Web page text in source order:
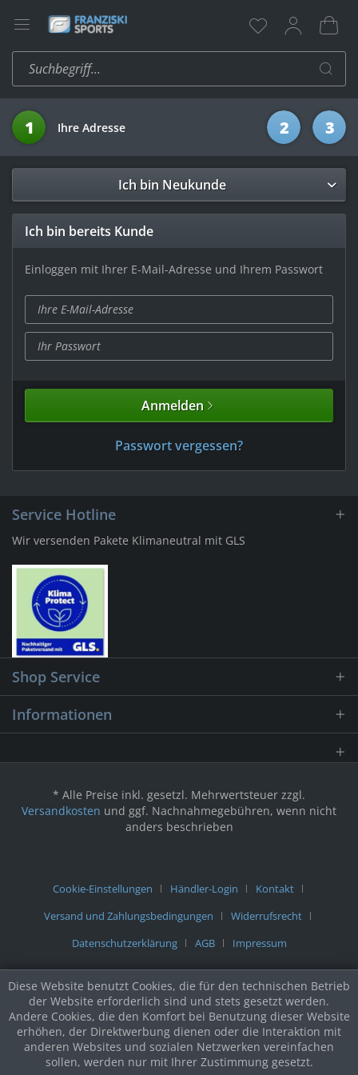
1 Ihre Adresse 2 3
Ich bin Neukunde
Ich bin bereits Kunde
Einloggen mit Ihrer E-Mail-Adresse und Ihrem Passwort
Anmelden
Passwort vergessen?
Service Hotline
Wir versenden Pakete Klimaneutral mit GLS
Shop Service
Informationen
* Alle Preise inkl. gesetzl. Mehrwertsteuer zzgl.
Versandkosten und ggf. Nachnahmegebühren, wenn nicht
anders beschrieben
Cookie-Einstellungen Händler-Login
Kontakt
Versand und Zahlungsbedingungen
Widerrufsrecht
Datenschutzerklärung
AGB Impressum
Diese Website benutzt Cookies, die für den technischen Betrieb
der Website erforderlich sind und stets gesetzt werden.
Andere Cookies, die den Komfort bei Benutzung dieser Website
erhöhen, der Direktwerbung dienen oder die Interaktion mit
anderen Websites und sozialen Netzwerken vereinfachen
sollen, werden nur mit Ihrer Zustimmung gesetzt.